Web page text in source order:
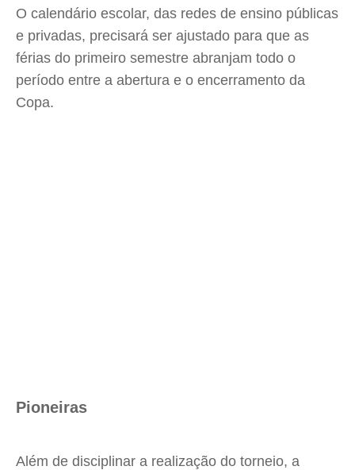
O calendário escolar, das redes de ensino públicas
e privadas, precisará ser ajustado para que as
férias do primeiro semestre abranjam todo o
período entre a abertura e o encerramento da
Copa.
Pioneiras
Além de disciplinar a realização do torneio, a